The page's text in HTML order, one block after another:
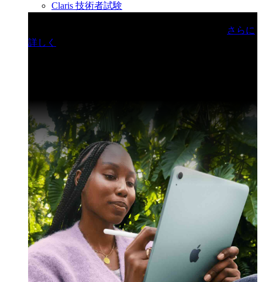
Claris 技術者試験
さらに
詳しく